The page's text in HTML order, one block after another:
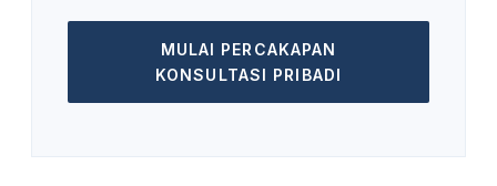
MULAI PERCAKAPAN
KONSULTASI PRIBADI